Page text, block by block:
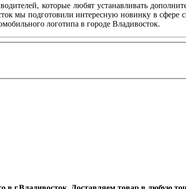
которые любят устанавливать
мы подготовили интересную новинку в
логотипа в городе Владивосток.